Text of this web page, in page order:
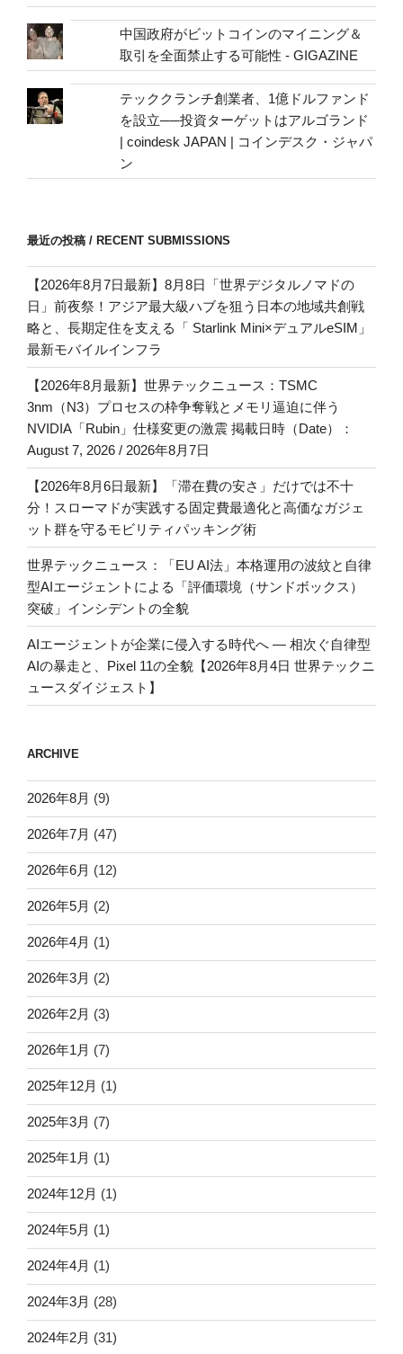
中国政府がビットコインのマイニング＆
取引を全面禁止する可能性 - GIGAZINE
テッククランチ創業者、1億ドルファンド
を設立──投資ターゲットはアルゴランド
| coindesk JAPAN | コインデスク・ジャパ
ン
最近の投稿 / RECENT SUBMISSIONS
【2026年8月7日最新】8月8日「世界デジタルノマドの
日」前夜祭！アジア最大級ハブを狙う日本の地域共創戦
略と、長期定住を支える「 Starlink Mini×デュアルeSIM」
最新モバイルインフラ
【2026年8月最新】世界テックニュース：TSMC
3nm（N3）プロセスの枠争奪戦とメモリ逼迫に伴う
NVIDIA「Rubin」仕様変更の激震 掲載日時（Date）：
August 7, 2026 / 2026年8月7日
【2026年8月6日最新】「滞在費の安さ」だけでは不十
分！スローマドが実践する固定費最適化と高価なガジェ
ット群を守るモビリティパッキング術
世界テックニュース：「EU AI法」本格運用の波紋と自律
型AIエージェントによる「評価環境（サンドボックス）
突破」インシデントの全貌
AIエージェントが企業に侵入する時代へ — 相次ぐ自律型
AIの暴走と、Pixel 11の全貌【2026年8月4日 世界テックニ
ュースダイジェスト】
ARCHIVE
2026年8月 (9)
2026年7月 (47)
2026年6月 (12)
2026年5月 (2)
2026年4月 (1)
2026年3月 (2)
2026年2月 (3)
2026年1月 (7)
2025年12月 (1)
2025年3月 (7)
2025年1月 (1)
2024年12月 (1)
2024年5月 (1)
2024年4月 (1)
2024年3月 (28)
2024年2月 (31)